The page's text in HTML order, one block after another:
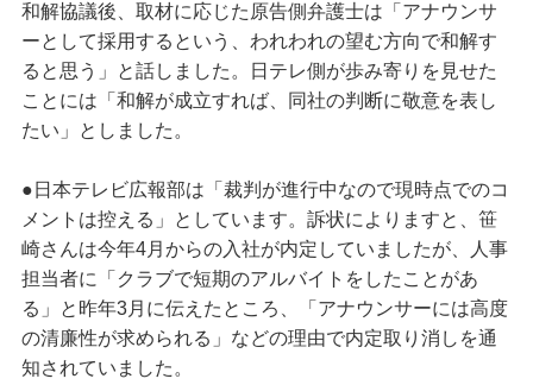
和解協議後、取材に応じた原告側弁護士は「アナウンサ
ーとして採用するという、われわれの望む方向で和解す
ると思う」と話しました。日テレ側が歩み寄りを見せた
ことには「和解が成立すれば、同社の判断に敬意を表し
たい」としました。
●日本テレビ広報部は「裁判が進行中なので現時点でのコ
メントは控える」としています。訴状によりますと、笹
崎さんは今年4月からの入社が内定していましたが、人事
担当者に「クラブで短期のアルバイトをしたことがあ
る」と昨年3月に伝えたところ、「アナウンサーには高度
の清廉性が求められる」などの理由で内定取り消しを通
知されていました。